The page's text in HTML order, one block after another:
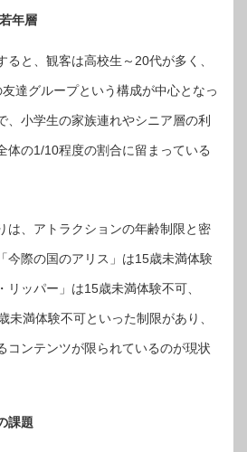
年層
と、観客は高校生～20代が多く、
達グループという構成が中心となっ
、小学生の家族連れやシニア層の利
体の1/10程度の割合に留まっている
は、アトラクションの年齢制限と密
今際の国のアリス」は15歳未満体験
ッパー」は15歳未満体験不可、
未満体験不可といった制限があり、
コンテンツが限られているのが現状
課題